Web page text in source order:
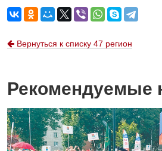
Вернуться к списку 47 регион
Рекомендуемые